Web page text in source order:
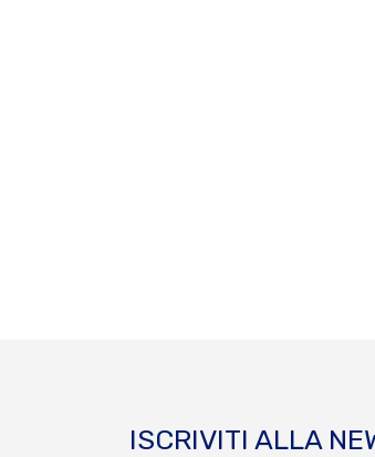
ISCRIVITI ALLA